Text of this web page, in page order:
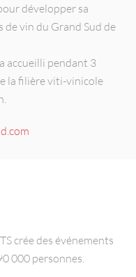
développer sa
vin du Grand Sud de
accueilli pendant 3
la filière viti-vinicole
crée des événements
000 personnes.